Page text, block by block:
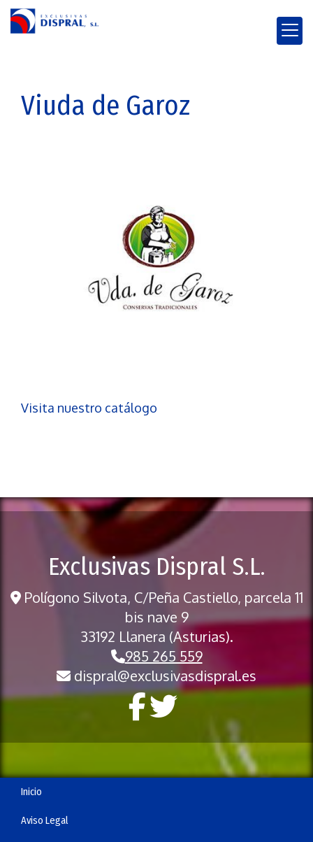
Viuda de Garoz
Visita nuestro catálogo
Exclusivas Dispral S.L.
Polígono Silvota, C/Peña Castiello, parcela 11
bis nave 9
33192 Llanera (Asturias).
985 265 559
dispral
exclusivasdispral.es
Inicio
Aviso Legal